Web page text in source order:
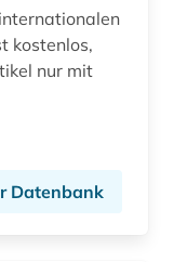
kostenlos,
nur mit
Datenbank